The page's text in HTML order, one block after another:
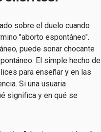
sobre el duelo cuando
"aborto espontáneo".
puede sonar chocante
El simple hecho de
para enseñar y en las
Si una usuaria
significa y en qué se